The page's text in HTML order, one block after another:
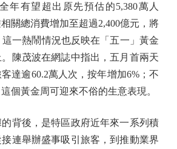
年有望超出原先預估的5,380萬人
關總消費增加至超過2,400億元，將
這一熱鬧情況也反映在「五一」黃金
陳茂波在網誌中指出，五月首兩天
達逾60.2萬人次，按年增加6%；不
個黃金周可迎來不俗的生意表現。
後，是特區政府近年來一系列積
連舉辦盛事吸引旅客，到推動業界